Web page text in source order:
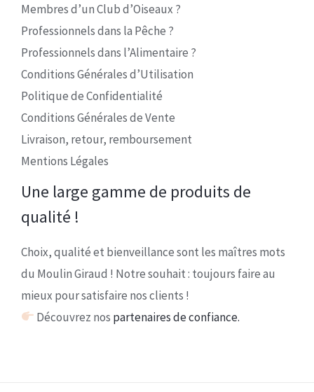
Membres d’un Club d’Oiseaux ?
Professionnels dans la Pêche ?
Professionnels dans l’Alimentaire ?
Conditions Générales d’Utilisation
Politique de Confidentialité
Conditions Générales de Vente
Livraison, retour, remboursement
Mentions Légales
Une large gamme de produits de
qualité !
Choix, qualité et bienveillance sont les maîtres mots
du Moulin Giraud ! Notre souhait : toujours faire au
mieux pour satisfaire nos clients !
Découvrez nos partenaires de confiance.